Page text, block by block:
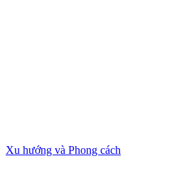
Xu hướng và Phong cách